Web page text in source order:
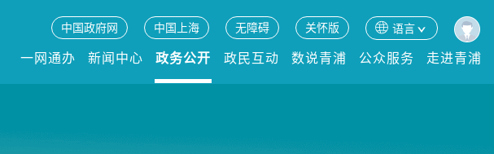
中国政府网 中国上海 无障碍 关怀版 语言
一网通办 新闻中心 政务公开 政民互动 数说青浦 公众服务 走进青浦